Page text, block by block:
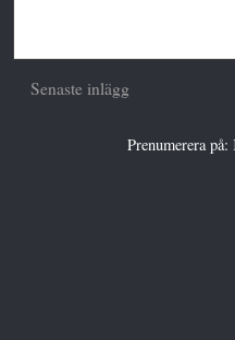
Senaste inlägg
Prenumerera på: